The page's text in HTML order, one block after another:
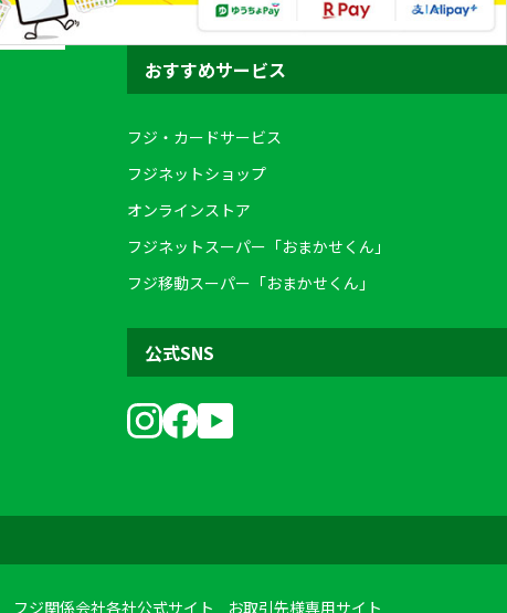
おすすめサービス
フジ・カードサービス
フジネットショップ
オンラインストア
フジネットスーパー「おまかせくん」
フジ移動スーパー「おまかせくん」
公式SNS
フジ関係会社各社公式サイト お取引先様専用サイト